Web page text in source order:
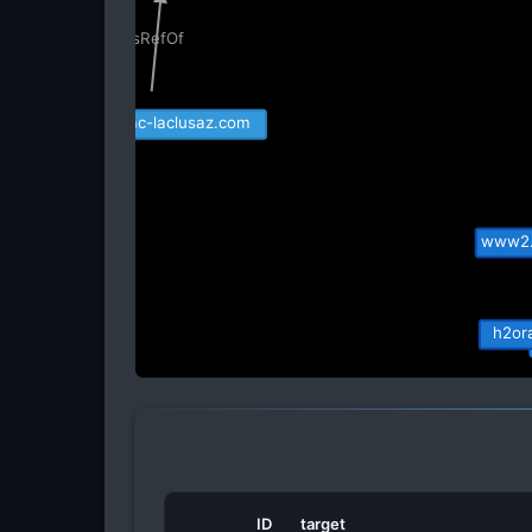
isRefOf
lechaletdulac-laclusaz.com
ID target